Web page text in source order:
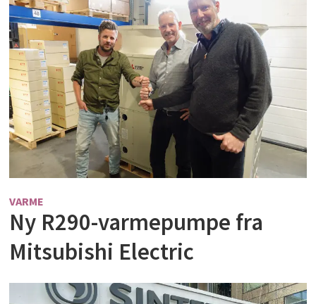
VARME
Ny R290-varmepumpe fra
Mitsubishi Electric